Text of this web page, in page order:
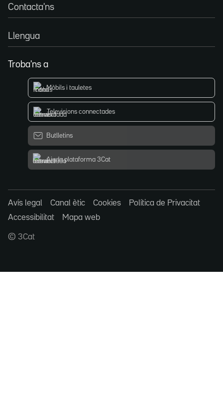
Contacta'ns
Llengua
Troba'ns a
Mòbils i tauletes
Televisions connectades
Butlletins
Ajuda plataforma 3Cat
Avís legal Canal ètic Cookies
Política de Privacitat
Accessibilitat
Mapa web
© 3Cat